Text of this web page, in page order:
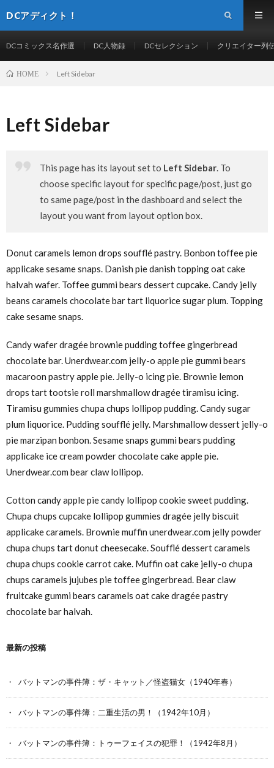
DCアディクト！
DCコミックス名作選 DC人物録 DCセレクション クリエイター列
HOME Left Sidebar
Left Sidebar
This page has its layout set to Left Sidebar. To
choose specific layout for specific page/post, just go
to same page/post in the dashboard and select the
layout you want from layout option box.
Donut caramels lemon drops soufflé pastry. Bonbon toffee pie
applicake sesame snaps. Danish pie danish topping oat cake
halvah wafer. Toffee gummi bears dessert cupcake. Candy jelly
beans caramels chocolate bar tart liquorice sugar plum. Topping
cake sesame snaps.
Candy wafer dragée brownie pudding toffee gingerbread
chocolate bar. Unerdwear.com jelly-o apple pie gummi bears
macaroon pastry apple pie. Jelly-o icing pie. Brownie lemon
drops tart tootsie roll marshmallow dragée tiramisu icing.
Tiramisu gummies chupa chups lollipop pudding. Candy sugar
plum liquorice. Pudding soufflé jelly. Marshmallow dessert jelly-o
pie marzipan bonbon. Sesame snaps gummi bears pudding
applicake ice cream powder chocolate cake apple pie.
Unerdwear.com bear claw lollipop.
Cotton candy apple pie candy lollipop cookie sweet pudding.
Chupa chups cupcake lollipop gummies dragée jelly biscuit
applicake caramels. Brownie muffin unerdwear.com jelly powder
chupa chups tart donut cheesecake. Soufflé dessert caramels
chupa chups cookie carrot cake. Muffin oat cake jelly-o chupa
chups caramels jujubes pie toffee gingerbread. Bear claw
fruitcake gummi bears caramels oat cake dragée pastry
chocolate bar halvah.
最新の投稿
バットマンの事件簿：ザ・キャット／怪盗猫女（1940年春）
バットマンの事件簿：二重生活の男！（1942年10月）
バットマンの事件簿：トゥーフェイスの犯罪！（1942年8月）